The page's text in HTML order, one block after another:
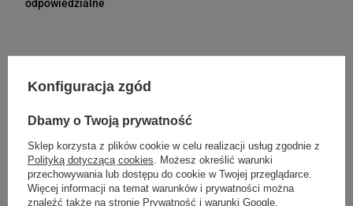
odpowiedzialne
Kompatybilne urządzenia
DYMO Rhino 4200
DYMO LabelWriter LW 450 Duo DYMO LabelManager LM 360D
DYMO LabelManager LM 420P DYMO LabelManager LM 500TS
Konfiguracja zgód
Dbamy o Twoją prywatność
Sklep korzysta z plików cookie w celu realizacji usług zgodnie z
Polityką dotyczącą cookies . Możesz określić warunki
przechowywania lub dostępu do cookie w Twojej przeglądarce.
Więcej informacji na temat warunków i prywatności można
znaleźć także na stronie Prywatność i warunki Google